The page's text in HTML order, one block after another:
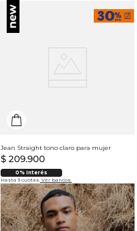
Jean Straight tono claro para mujer
$ 209.900
0% Interés
Hasta 3 cuotas. Ver bancos.